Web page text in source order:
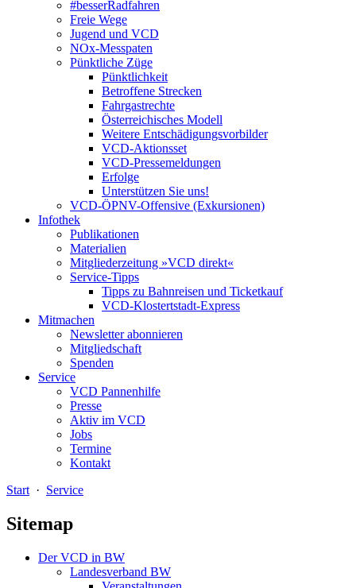
#besserRadfahren
Freie Wege
Jugend und VCD
NOx-Messpaten
Pünktliche Züge
Pünktlichkeit
Betroffene Strecken
Fahrgastrechte
Österreichisches Modell
Weitere Entschädigungsvorbilder
VCD-Aktionsset
VCD-Pressemeldungen
Erfolge
Unterstützen Sie uns!
VCD-ÖPNV-Offensive (Exkursionen)
Infothek
Publikationen
Materialien
Mitgliederzeitung »VCD direkt«
Service-Tipps
Tipps zu Bahnreisen und Ticketkauf
VCD-Klostertstadt-Express
Mitmachen
Newsletter abonnieren
Mitgliedschaft
Spenden
Service
VCD Pannenhilfe
Presse
Aktiv im VCD
Jobs
Termine
Kontakt
Start · Service
Sitemap
Der VCD in BW
Landesverband BW